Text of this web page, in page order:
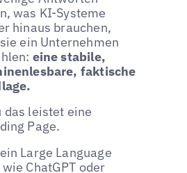
was KI-Systeme
hinaus brauchen,
ein Unternehmen
eine stabile,
faktische
das leistet eine
Page.
Large Language
ChatGPT oder